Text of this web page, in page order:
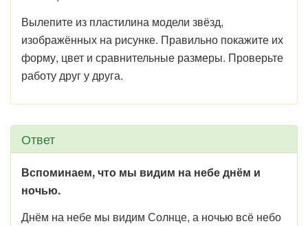
Вылепите из пластилина модели звёзд,
изображённых на рисунке. Правильно покажите их
форму, цвет и сравнительные размеры. Проверьте
работу друг у друга.
Ответ
Вспоминаем, что мы видим на небе днём и
ночью.
Днём на небе мы видим Солнце, а ночью всё небо